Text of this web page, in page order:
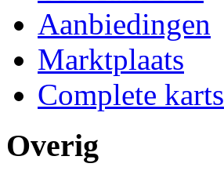
Aanbiedingen
Marktplaats
Complete karts
Overig